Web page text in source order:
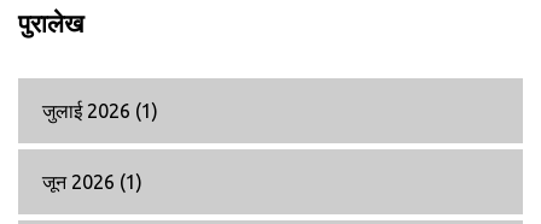
पुरालेख
जुलाई 2026 (1)
जून 2026 (1)